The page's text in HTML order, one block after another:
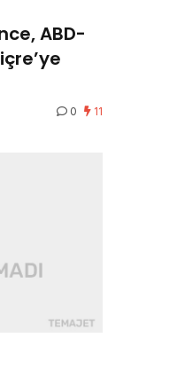
ABD-
0 11